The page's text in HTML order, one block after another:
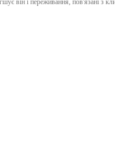
він і переживання, пов'язані з